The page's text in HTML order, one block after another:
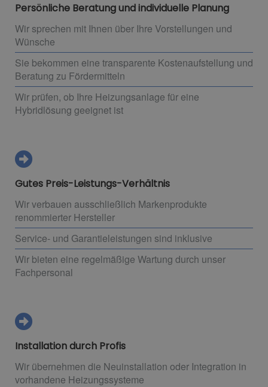
Persönliche Beratung und individuelle Planung
Wir sprechen mit Ihnen über Ihre Vorstellungen und
Wünsche
Sie bekommen eine transparente Kostenaufstellung und
Beratung zu Fördermitteln
Wir prüfen, ob Ihre Heizungsanlage für eine
Hybridlösung geeignet ist
Gutes Preis-Leistungs-Verhältnis
Wir verbauen ausschließlich Markenprodukte
renommierter Hersteller
Service- und Garantieleistungen sind inklusive
Wir bieten eine regelmäßige Wartung durch unser
Fachpersonal
Installation durch Profis
Wir übernehmen die Neuinstallation oder Integration in
vorhandene Heizungssysteme